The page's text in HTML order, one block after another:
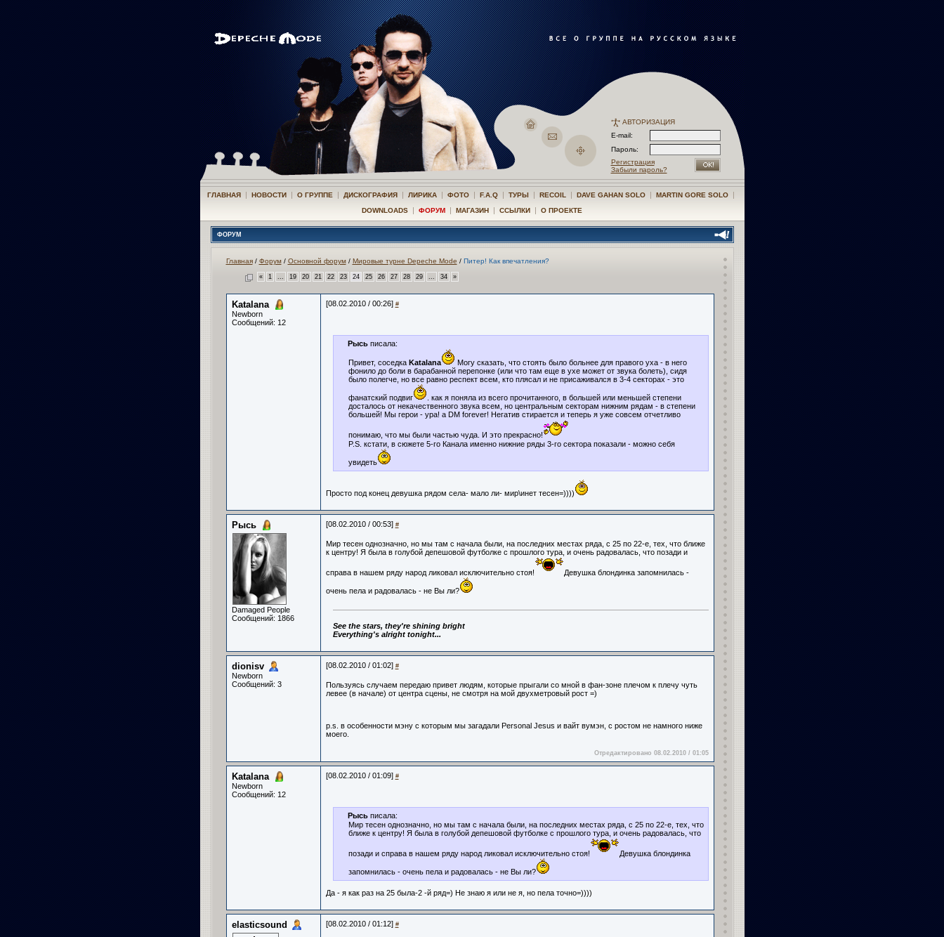
АВТОРИЗАЦИЯ
E-mail:
Пароль:
Регистрация
Забыли пароль?
ГЛАВНАЯ | НОВОСТИ | О ГРУППЕ | ДИСКОГРАФИЯ | ЛИРИКА | ФОТО | F.A.Q | ТУРЫ | RECOIL | DAVE GAHAN SOLO | MARTIN GORE SOLO |
DOWNLOADS | ФОРУМ | МАГАЗИН | ССЫЛКИ | О ПРОЕКТЕ
ФОРУМ
Главная/ Форум/ Основной форум/ Мировые турне Depeche Mode / Питер! Как впечатления?
« 1 ... 19 20 21 22 23 24 25 26 27 28 29 ... 34 »
Katalana
Newborn
Сообщений: 12
[08.02.2010 / 00:26] #
Рысьписала:
Привет, соседка Katalana
Могу сказать, что стоять было больнее для правого уха - в него
фонило до боли в барабанной перепонке (или что там еще в ухе может от звука болеть), сидя
было полегче, но все равно респект всем, кто плясал и не присаживался в 3-4 секторах - это
фанатский подвиг
. как я поняла из всего прочитанного, в большей или меньшей степени
досталось от некачественного звука всем, но центральным секторам нижним рядам - в степени
большей! Мы герои - ура! а DM forever! Негатив стирается и теперь я уже совсем отчетливо
понимаю, что мы были частью чуда. И это прекрасно!
P.S. кстати, в сюжете 5-го Канала именно нижние ряды 3-го сектора показали - можно себя
увидеть
Просто под конец девушка рядом села- мало ли- мир\инет тесен=))))
Рысь
Damaged People
Сообщений: 1866
[08.02.2010 / 00:53] #
Мир тесен однозначно, но мы там с начала были, на последних местах ряда, с 25 по 22-е, тех, что ближе
к центру! Я была в голубой депешовой футболке с прошлого тура, и очень радовалась, что позади и
справа в нашем ряду народ ликовал исключительно стоя! Девушка блондинка запомнилась -
очень пела и радовалась - не Вы ли?
See the stars, they're shining bright
Everything's alright tonight...
dionisv
Newborn
Сообщений: 3
[08.02.2010 / 01:02] #
Пользуясь случаем передаю привет людям, которые прыгали со мной в фан-зоне плечом к плечу чуть
левее (в начале) от центра сцены, не смотря на мой двухметровый рост =)
p.s. в особенности мэну с которым мы загадали Personal Jesus и вайт вумэн, с ростом не намного ниже
моего.
Отредактировано 08.02.2010 / 01:05
Katalana
Newborn
Сообщений: 12
[08.02.2010 / 01:09] #
Рысьписала:
Мир тесен однозначно, но мы там с начала были, на последних местах ряда, с 25 по 22-е, тех, что
ближе к центру! Я была в голубой депешовой футболке с прошлого тура, и очень радовалась, что
позади и справа в нашем ряду народ ликовал исключительно стоя! Девушка блондинка
запомнилась - очень пела и радовалась - не Вы ли?
Да - я как раз на 25 была-2 -й ряд=) Не знаю я или не я, но пела точно=))))
elasticsound [08.02.2010 / 01:12] #